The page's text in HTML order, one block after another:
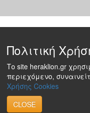
Πολιτική
Το site heraklion.gr
περιεχόμενο,
Χρήσης Cookies
CLOSE